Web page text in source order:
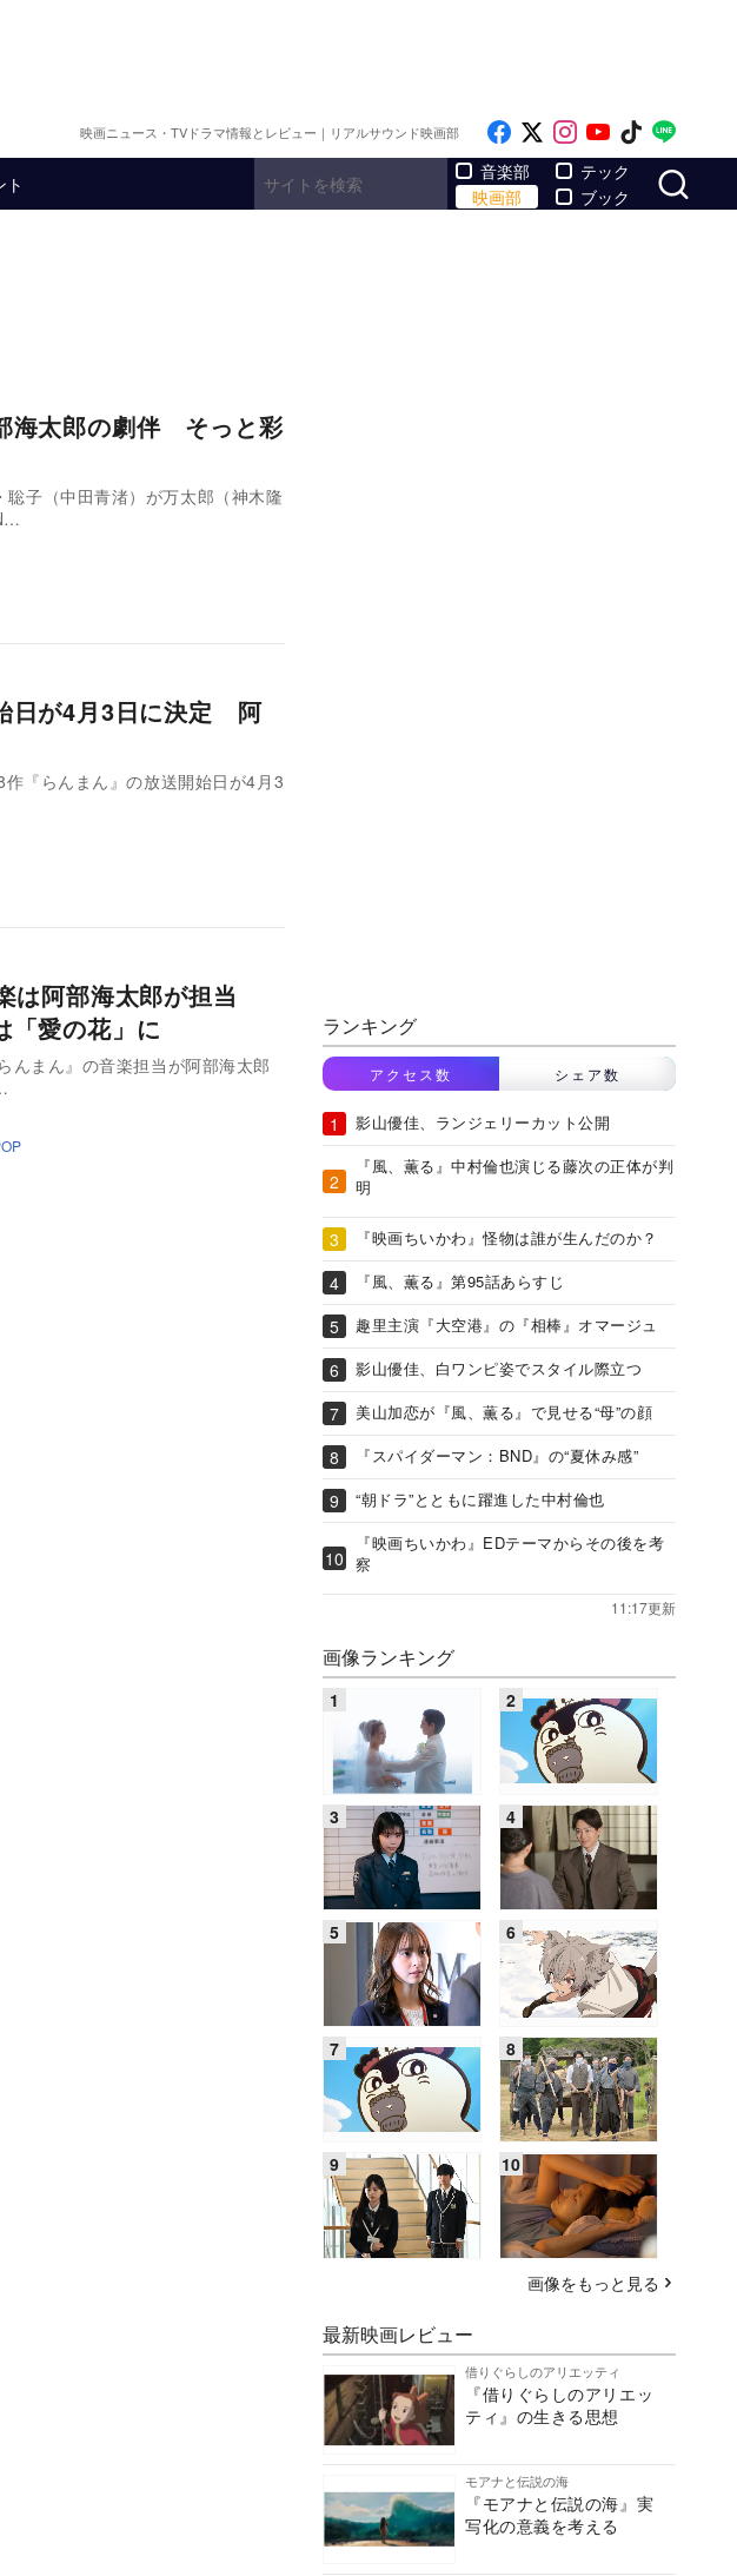
映画ニュース・TVドラマ情報とレビュー｜リアルサウンド映画部 Like on Facebook
Follow on x
Follow on
Follow on
Follow
ト
音楽部
映画部
テック
ブック
海太郎の劇伴 そっと彩
子（中田青渚）が万太郎（神木隆
日が4月3日に決定 阿
『らんまん』の放送開始日が4月3
は阿部海太郎が担当
「愛の花」に
んまん』の音楽担当が阿部海太郎
ランキング
アクセス数 シェア数
影山優佳、ランジェリーカット公開
『風、薫る』中村倫也演じる藤次の正体が判
明
『映画ちいかわ』怪物は誰が生んだのか？
『風、薫る』第95話あらすじ
趣里主演『大空港』の『相棒』オマージュ
影山優佳、白ワンピ姿でスタイル際立つ
美山加恋が『風、薫る』で見せる“母”の顔
『スパイダーマン：BND』の“夏休み感”
“朝ドラ”とともに躍進した中村倫也
『映画ちいかわ』EDテーマからその後を考
察
11:17更新
画像ランキング
画像をもっと見る
最新映画レビュー
借りぐらしのアリエッティ
『借りぐらしのアリエッ
ティ』の生きる思想
モアナと伝説の海
『モアナと伝説の海』実
写化の意義を考える